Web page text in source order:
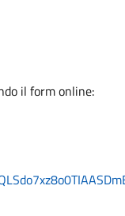
il form online: